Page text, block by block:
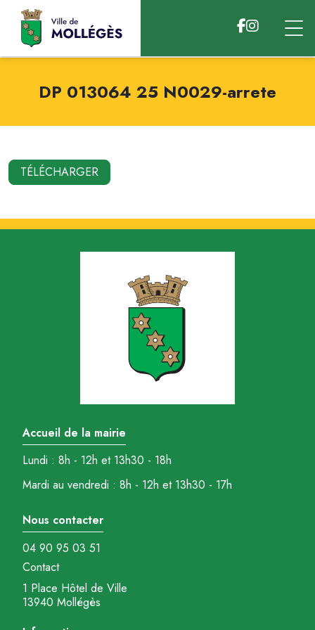
Accéder au contenu
DP 013064 25 N0029-arrete
TÉLÉCHARGER
Accueil de la mairie
Lundi : 8h - 12h et 13h30 - 18h
Mardi au vendredi : 8h - 12h et 13h30 - 17h
Nous contacter
04 90 95 03 51
Contact
1 Place Hôtel de Ville
13940 Mollégès